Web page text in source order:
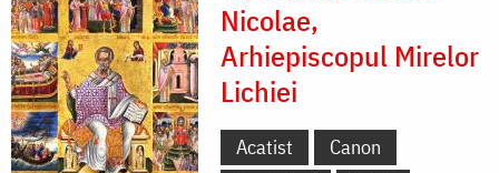
Nicolae,
Arhiepiscopul Mirelor
Lichiei
Acatist
Canon